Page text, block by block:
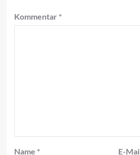
Kommentar *
Name *
E-